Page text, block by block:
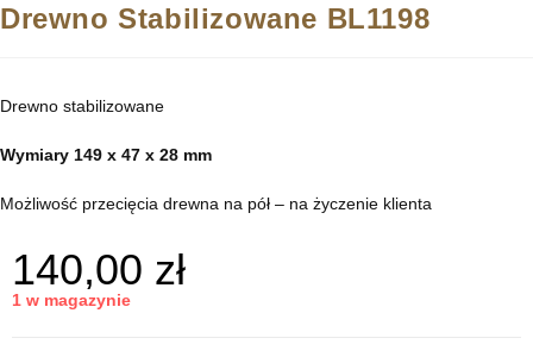
Drewno Stabilizowane BL1198
Drewno stabilizowane
Wymiary 149 x 47 x 28 mm
Możliwość przecięcia drewna na pół – na życzenie klienta
140,00 zł
1 w magazynie